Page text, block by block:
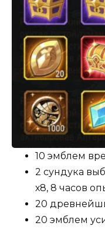
10 эмблем
2 сундука
х8, 8 часов
20
20 эмблем